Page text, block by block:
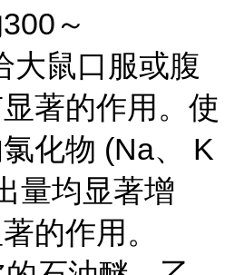
～
大鼠口服或腹
著的作用。使
化物 (Na、 K
量均显著增
的作用。